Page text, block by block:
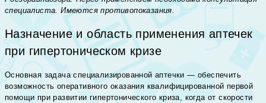
специалиста. Имеются противопоказания.
Назначение и область применения аптечек
при гипертоническом кризе
Основная задача специализированной аптечки — обеспечить
возможность оперативного оказания квалифицированной первой
помощи при развитии гипертонического криза, когда от скорости